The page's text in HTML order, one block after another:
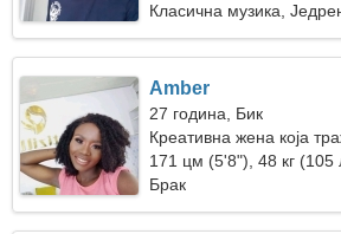
Класична музика,
Amber
27 година, Бик
Креативна жена која
171 цм (5'8"), 48 кг (105
Брак